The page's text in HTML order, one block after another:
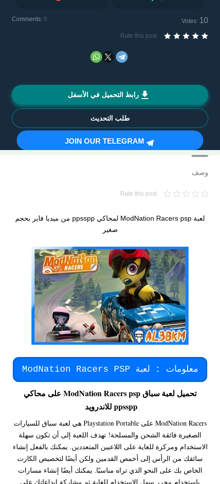
Like
Votes: 10
Comments: 0
Rate this post
رابط التحميل في الأسفل
طلب التحديث
وصف
Rate this post
لعبة ModNation Racers psp لمحاكي ppsspp من ميديا فاير بحجم
صغير
معلومات : لعبة ModNation Racers PSP
تحميل لعبة سباق ModNation Racers psp على محاكي
ppsspp للاندرويد
ModNation Racers على Playstation Portable هي لعبة سباق للسيارات
الصغيرة فائقة الشحن والمسلحة! تهدف اللعبة إلى أن تكون سهلة
الاستخدام ومركزة للغاية على اللاعبين المتعددين. يمكنك بالفعل إنشاء
سائقك من الرأس إلى أخمص القدمين ولكن أيضًا لتخصيص الكارت
الخاص بك على النحو الذي تراه مناسبًا. يمكنك أيضًا إنشاء مسارات
باستخدام محرر سهل الاستخدام للغاية ثم مشاركة إبداعاتك على